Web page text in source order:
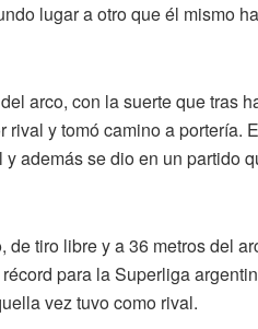
lugar a otro que él mismo
arco, con la suerte que tras
y tomó camino a portería.
además se dio en un partido
, de tiro libre y a 36 metros del
para la Superliga
vez tuvo como rival.